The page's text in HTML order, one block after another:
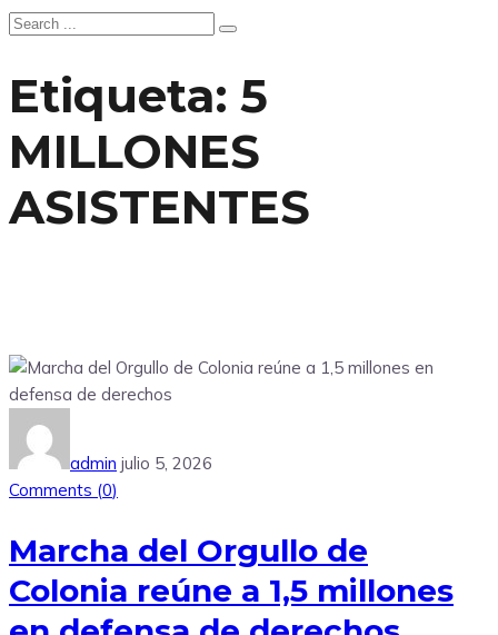
Etiqueta: 5
MILLONES
ASISTENTES
admin julio 5, 2026
Comments (0)
Marcha del Orgullo de
Colonia reúne a 1,5 millones